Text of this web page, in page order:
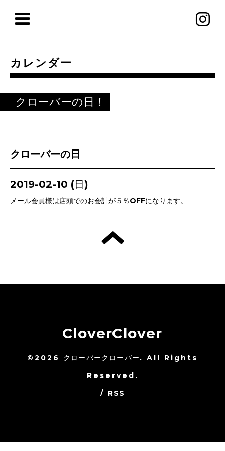
カレンダー
クローバーの日！
クローバーの日
2019-02-10 (日)
メール会員様は店頭でのお会計が５％OFFになります。
CloverClover
©2026 クローバークローバー. All Rights
Reserved.
/ RSS